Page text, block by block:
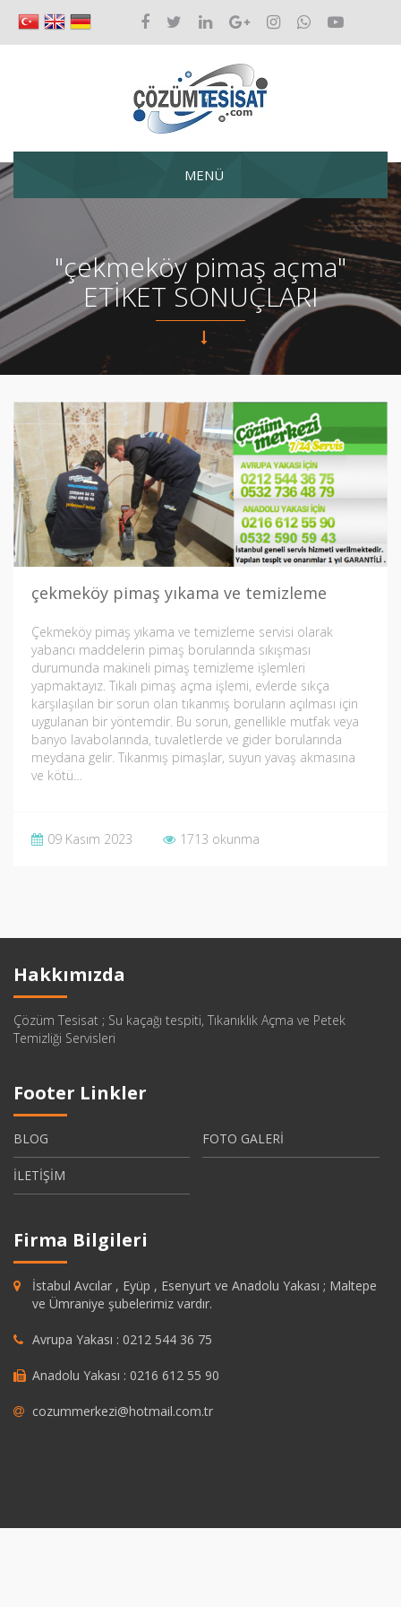
MENÜ
"çekmeköy pimaş açma"
ETİKET SONUÇLARI
çekmeköy pimaş yıkama ve temizleme
Çekmeköy pimaş yıkama ve temizleme servisi olarak
yabancı maddelerin pimaş borularında sıkışması
durumunda makineli pimaş temizleme işlemleri
yapmaktayız. Tıkalı pimaş açma işlemi, evlerde sıkça
karşılaşılan bir sorun olan tıkanmış boruların açılması için
uygulanan bir yöntemdir. Bu sorun, genellikle mutfak veya
banyo lavabolarında, tuvaletlerde ve gider borularında
meydana gelir. Tıkanmış pimaşlar, suyun yavaş akmasına
ve kötü…
09 Kasım 2023 1713 okunma
Hakkımızda
Çözüm Tesisat ; Su kaçağı tespiti, Tıkanıklık Açma ve Petek
Temizliği Servisleri
Footer Linkler
BLOG FOTO GALERİ
İLETİŞİM
Firma Bilgileri
İstabul Avcılar , Eyüp , Esenyurt ve Anadolu Yakası ; Maltepe
ve Ümraniye şubelerimiz vardır.
Avrupa Yakası : 0212 544 36 75
Anadolu Yakası : 0216 612 55 90
cozummerkezi@hotmail.com.tr